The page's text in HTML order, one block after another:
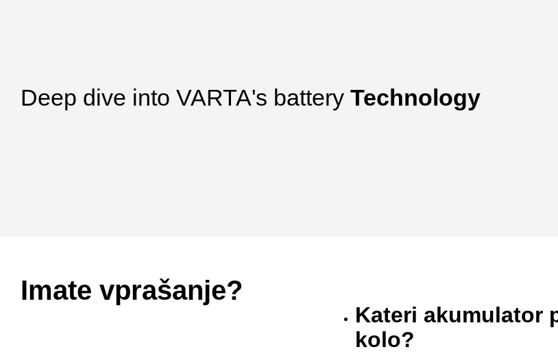
Deep dive into VARTA's battery Technology
Imate vprašanje?
Kateri akumulator
kolo?